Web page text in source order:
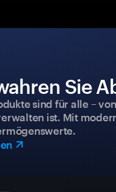
Sie
sind für alle –
ist. Mit